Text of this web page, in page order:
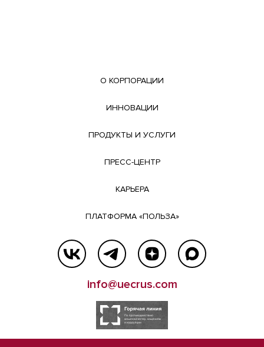
О КОРПОРАЦИИ
ИННОВАЦИИ
ПРОДУКТЫ И УСЛУГИ
ПРЕСС-ЦЕНТР
КАРЬЕРА
ПЛАТФОРМА «ПОЛЬЗА»
info@uecrus.com